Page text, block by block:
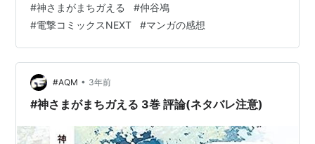
示される」（12話）などの（想像つかぬことが発生す
る）バグが起こりやすい社会での物語です。詳細は本作
をお読みいただきたいのですが3巻ではどちらかというと
表面的には平穏な話が続きます（平穏っていっても透明
人間になるバグでは顔認証ができずちっとも平穏ではな
い旨の表現もあるのですが）。 いつも…
#神さまがまちガえる #仲谷鳰
#電撃コミックスNEXT #マンガの感想
#AQM • 3年前
#神さまがまちガえる 3巻 評論(ネタバレ注意)